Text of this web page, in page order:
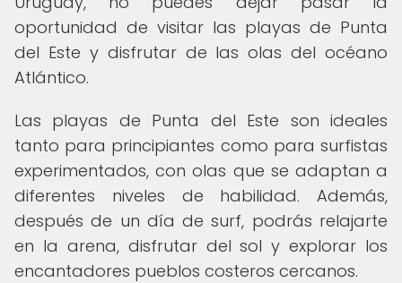
oportunidad de visitar las playas de Punta
del Este y disfrutar de las olas del océano
Atlántico.
Las playas de Punta del Este son ideales
tanto para principiantes como para surfistas
experimentados, con olas que se adaptan a
diferentes niveles de habilidad. Además,
después de un día de surf, podrás relajarte
en la arena, disfrutar del sol y explorar los
encantadores pueblos costeros cercanos.